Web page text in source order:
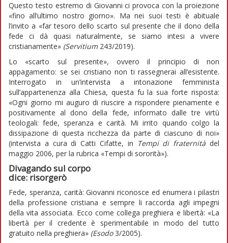
Questo testo estremo di Giovanni ci provoca con la proiezione
«fino all’ultimo nostro giorno». Ma nei suoi testi è abituale
l’invito a «far tesoro dello scarto sul presente che il dono della
fede ci dà quasi naturalmente, se siamo intesi a vivere
cristianamente» (Servitium243/2019).
Lo «scarto sul presente», ovvero il principio di non
appagamento: se sei cristiano non ti rassegnerai all’esistente.
Interrogato in un’intervista a intonazione femminista
sull’appartenenza alla Chiesa, questa fu la sua forte risposta:
«Ogni giorno mi auguro di riuscire a rispondere pienamente e
positivamente al dono della fede, informato dalle tre virtù
teologali: fede, speranza e carità. Mi irrito quando colgo la
dissipazione di questa ricchezza da parte di ciascuno di noi»
(intervista a cura di Catti Cifatte, in Tempi di fraternità del
maggio 2006, per la rubrica «Tempi di sororità»).
Divagando sul corpo
dice: risorgerò
Fede, speranza, carità: Giovanni riconosce ed enumera i pilastri
della professione cristiana e sempre li raccorda agli impegni
della vita associata. Ecco come collega preghiera e libertà: «La
libertà per il credente è sperimentabile in modo del tutto
gratuito nella preghiera» (Esodo3/2005).